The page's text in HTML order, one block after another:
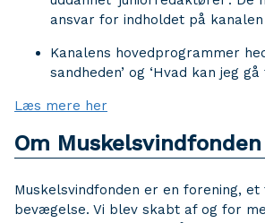
ansvar for indholdet på kanalen
Kanalens hovedprogrammer
sandheden’ og ‘Hvad kan jeg gå
Læs mere her
Om Muskelsvindfonden
Muskelsvindfonden er en forening,
bevægelse. Vi blev skabt af og for